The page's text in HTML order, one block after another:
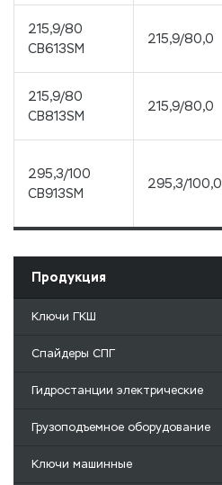
Продукция
Ключи ГКШ
Спайдеры СПГ
Гидростанции электрические
Грузоподъемное оборудование
Ключи машинные
215,9/80
CB613SM
215,9/80,0
215,9/80
CB813SM
215,9/80,0
295,3/100
CB913SM
295,3/100,0